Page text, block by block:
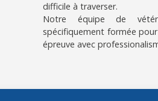
difficile à traverser.
Notre équipe de
spécifiquement formée
épreuve avec